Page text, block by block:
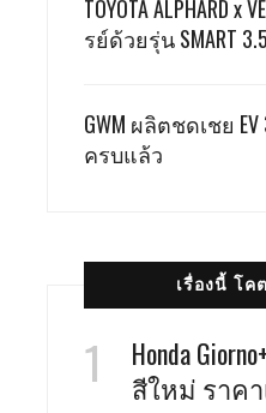
TOYOTA ALPHARD x
รย์ด้วยรุ่น SMART
GWM ผลิตชดเชย
ครบแล้ว
เรื่องนี้ โค
Honda
สีใหม่ ราค